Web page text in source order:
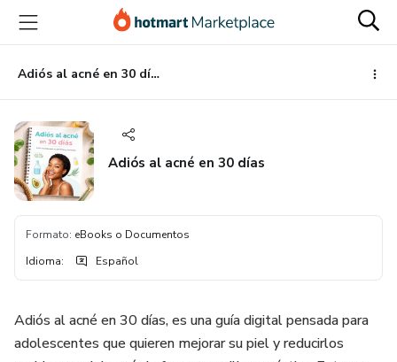
principal
página
de
página
Adiós al acné en 30 días
Adiós al acné en 30 días
Formato: eBooks o Documentos
Idioma: Español
Adiós al acné en 30 días, es una guía digital pensada para
adolescentes que quieren mejorar su piel y reducirlos